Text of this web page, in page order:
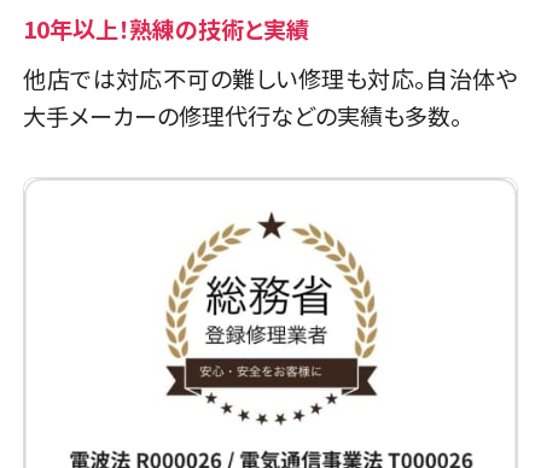
スマホスピタル 新宿
店舗ページへ 店舗に電話
スマホスピタル 自由が丘
店舗ページへ 店舗に電話
スマホスピタル伊丹
店舗ページへ 店舗に電話
奈良県1店舗
スマホスピタル奈良生駒
店舗ページへ 店舗に電話
10年以上！熟練の技術と実績
他店では対応不可の難しい修理も対応。自治体や
大手メーカーの修理代行などの実績も多数。